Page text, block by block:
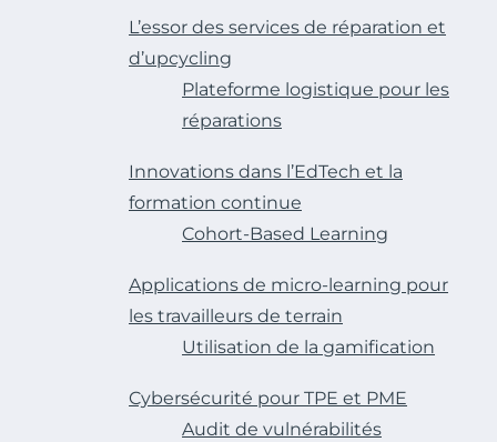
L’essor des services de réparation et
d’upcycling
Plateforme logistique pour les
réparations
Innovations dans l’EdTech et la
formation continue
Cohort-Based Learning
Applications de micro-learning pour
les travailleurs de terrain
Utilisation de la gamification
Cybersécurité pour TPE et PME
Audit de vulnérabilités